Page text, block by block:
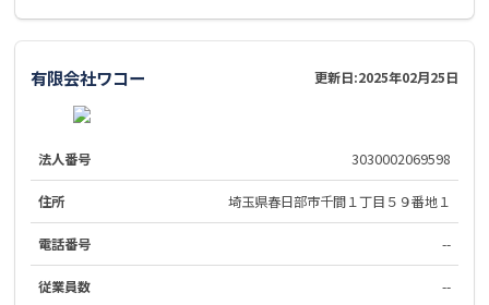
有限会社ワコー 更新日:2025年02月25日
法人番号 3030002069598
住所 埼玉県春日部市千間１丁目５９番地１
電話番号 --
従業員数 --